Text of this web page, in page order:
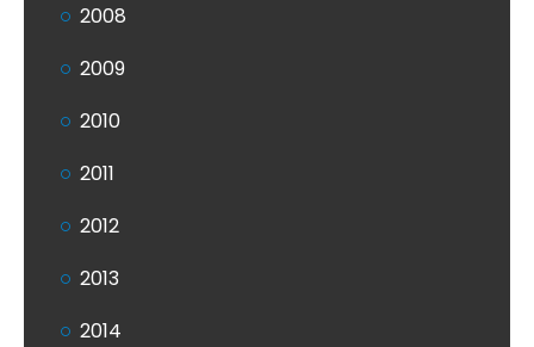
2008
2009
2010
2011
2012
2013
2014